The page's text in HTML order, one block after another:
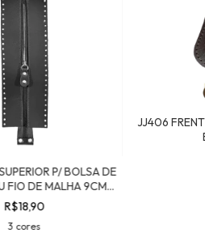
P/ BOLSA DE
FIO DE MALHA 9CM
X27CM
R$18,90
3 cores
JJ406